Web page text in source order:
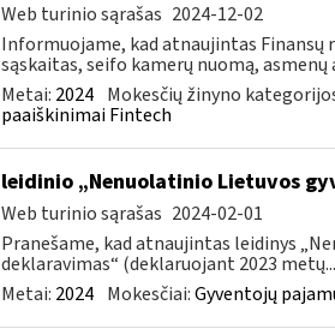
Web turinio sąrašas 2024-12-02
Informuojame, kad atnaujintas Finansų
sąskaitas, seifo kamerų nuomą, asmenų
Metai: 2024 Mokesčių žinyno
paaiškinimai Fintech
leidinio „Nenuolatinio Lietuvos
Web turinio sąrašas 2024-02-01
Pranešame, kad atnaujintas leidinys
deklaravimas“ (deklaruojant 2023 metų...
Metai: 2024 Mokesčiai:Gyventojų